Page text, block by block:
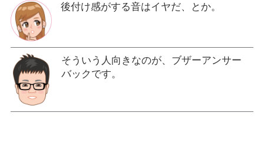
後付け感がする音はイヤだ、とか。
そういう人向きなのが、ブザーアンサー
バックです。